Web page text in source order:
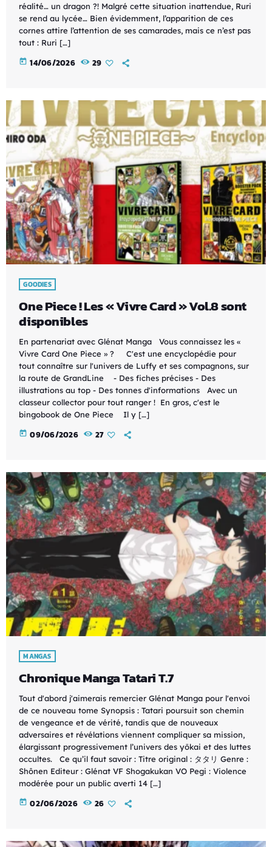
réalité… un dragon ?! Malgré cette situation inattendue, Ruri
se rend au lycée… Bien évidemment, l’apparition de ces
cornes attire l’attention de ses camarades, mais ce n’est pas
tout : Ruri […]
today 14/06/2026 29
GOODIES
One Piece ! Les « Vivre Card » Vol.8 sont
disponibles
En partenariat avec Glénat Manga Vous connaissez les «
Vivre Card One Piece » ? C'est une encyclopédie pour
tout connaître sur l'univers de Luffy et ses compagnons, sur
la route de GrandLine - Des fiches précises - Des
illustrations au top - Des tonnes d'informations Avec un
classeur collector pour tout ranger ! En gros, c'est le
bingobook de One Piece Il y […]
today 09/06/2026 27
MANGAS
Chronique Manga Tatari T.7
Tout d'abord j'aimerais remercier Glénat Manga pour l'envoi
de ce nouveau tome Synopsis : Tatari poursuit son chemin
de vengeance et de vérité, tandis que de nouveaux
adversaires et révélations viennent compliquer sa mission,
élargissant progressivement l’univers des yōkai et des luttes
occultes. Ce qu’il faut savoir : Titre original : タタリ Genre :
Shônen Editeur : Glénat VF Shogakukan VO Pegi : Violence
modérée pour un public averti 14 […]
today 02/06/2026 26